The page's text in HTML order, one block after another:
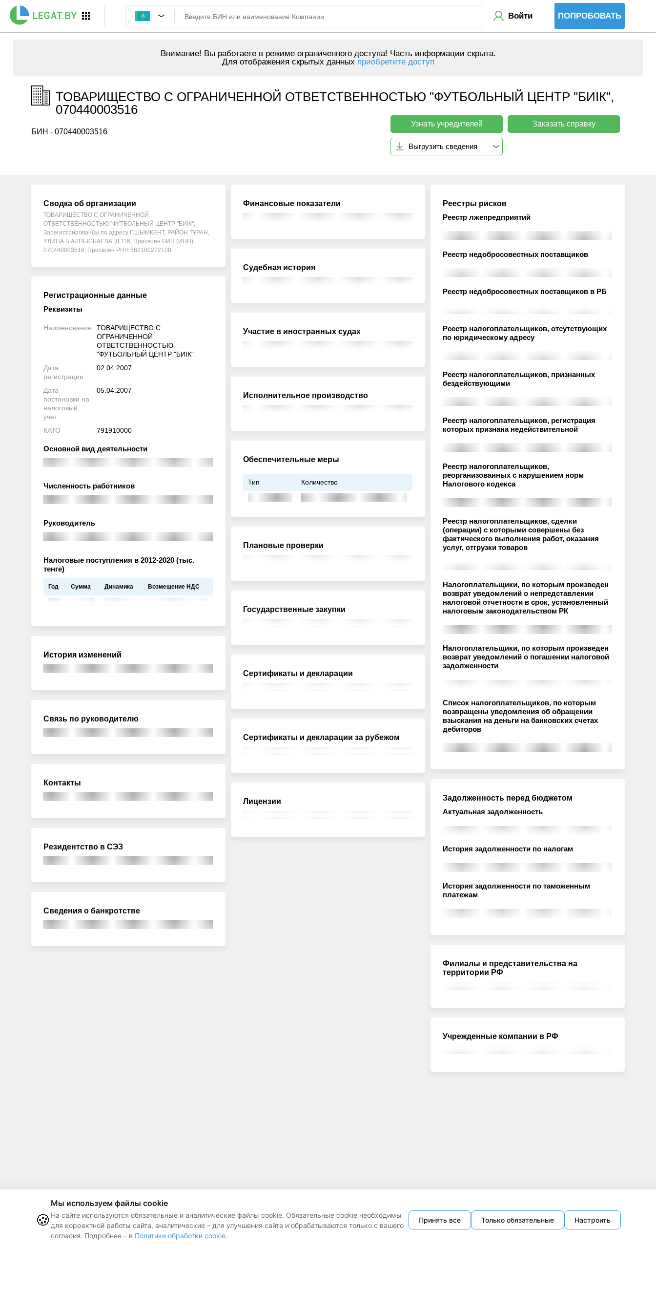
Войти ПОПРОБОВАТЬ
Внимание! Вы работаете в режиме ограниченного доступа! Часть информации скрыта.
Для отображения скрытых данных приобретите доступ
ТОВАРИЩЕСТВО С ОГРАНИЧЕННОЙ ОТВЕТСТВЕННОСТЬЮ "ФУТБОЛЬНЫЙ ЦЕНТР "БИІК",
070440003516
БИН - 070440003516
Узнать учредителей Заказать справку
Выгрузить сведения
Сводка об организации
ТОВАРИЩЕСТВО С ОГРАНИЧЕННОЙ
ОТВЕТСТВЕННОСТЬЮ "ФУТБОЛЬНЫЙ ЦЕНТР "БИІК",
Зарегистрирован(а) по адресу Г.ШЫМКЕНТ, РАЙОН ТҰРАН,
УЛИЦА Б.АЛПЫСБАЕВА, Д.116, Присвоен БИН (ИНН)
070440003516, Присвоен РНН 582100272108
Регистрационные данные
Реквизиты
Наименование
ТОВАРИЩЕСТВО С
ОГРАНИЧЕННОЙ
ОТВЕТСТВЕННОСТЬЮ
"ФУТБОЛЬНЫЙ ЦЕНТР "БИІК"
Дата
регистрации
02.04.2007
Дата
постановки на
налоговый
учет
05.04.2007
КАТО 791910000
Основной вид деятельности
Численность работников
Руководитель
Налоговые поступления в 2012-2020 (тыс.
тенге)
Год Сумма Динамика Возмещение НДС
История изменений
Связь по руководителю
Контакты
Резидентство в СЭЗ
Сведения о банкротстве
Финансовые показатели
Судебная история
Участие в иностранных судах
Исполнительное производство
Обеспечительные меры
Тип Количество
Плановые проверки
Государственные закупки
Сертификаты и декларации
Сертификаты и декларации за рубежом
Лицензии
Реестры рисков
Реестр лжепредприятий
Реестр недобросовестных поставщиков
Реестр недобросовестных поставщиков в РБ
Реестр налогоплательщиков, отсутствующих
по юридическому адресу
Реестр налогоплательщиков, признанных
бездействующими
Реестр налогоплательщиков, регистрация
которых признана недействительной
Реестр налогоплательщиков,
реорганизованных с нарушением норм
Налогового кодекса
Реестр налогоплательщиков, сделки
(операции) с которыми совершены без
фактического выполнения работ, оказания
услуг, отгрузки товаров
Налогоплательщики, по которым произведен
возврат уведомлений о непредставлении
налоговой отчетности в срок, установленный
налоговым законодательством РК
Налогоплательщики, по которым произведен
возврат уведомлений о погашении налоговой
задолженности
Список налогоплательщиков, по которым
возвращены уведомления об обращении
взыскания на деньги на банковских счетах
дебиторов
Задолженность перед бюджетом
Актуальная задолженность
История задолженности по налогам
История задолженности по таможенным
платежам
Филиалы и представительства на
территории РФ
Учрежденные компании в РФ
🍪
Мы используем файлы cookie
На сайте используются обязательные и аналитические файлы cookie. Обязательные cookie необходимы
для корректной работы сайта, аналитические – для улучшения сайта и обрабатываются только с вашего
согласия. Подробнее – в Политике обработки cookie.
Принять все Только обязательные Настроить